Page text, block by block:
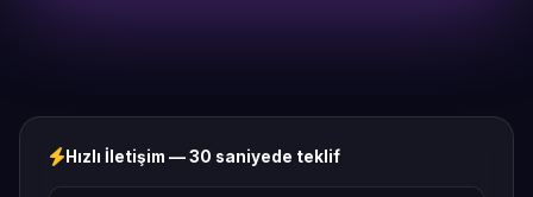
Hızlı İletişim — 30 saniyede teklif